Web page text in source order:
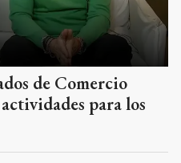
de Comercio
para los